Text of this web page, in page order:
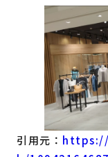
引用元：